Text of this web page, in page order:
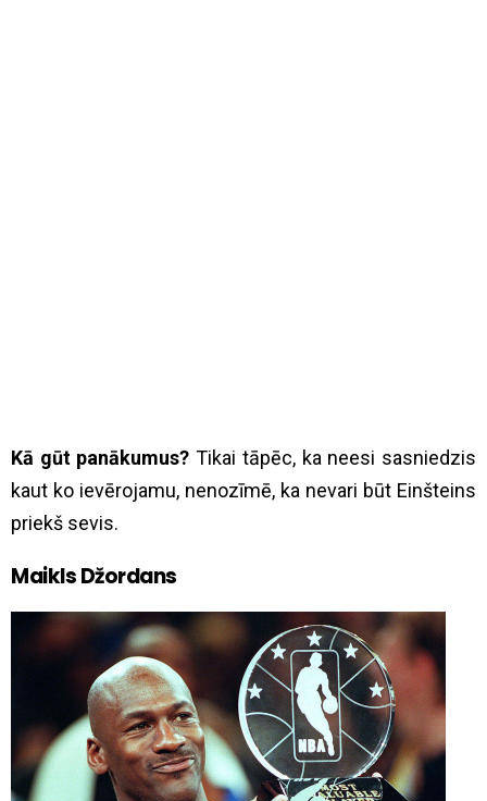
Kā gūt panākumus? Tikai tāpēc, ka neesi sasniedzis
kaut ko ievērojamu, nenozīmē, ka nevari būt Einšteins
priekš sevis.
Maikls Džordans